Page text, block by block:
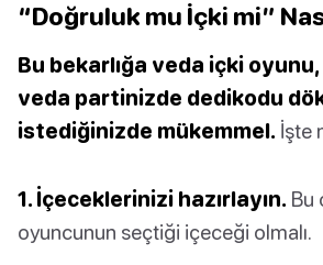
“Doğruluk mu İçki mi”
Bu bekarlığa veda içki oyunu,
veda partinizde dedikodu
istediğinizde mükemmel. İşte
1. İçeceklerinizi hazırlayın. Bu
oyuncunun seçtiği içeceği olmalı.